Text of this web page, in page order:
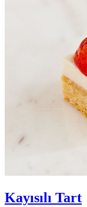
Kayısılı Tart